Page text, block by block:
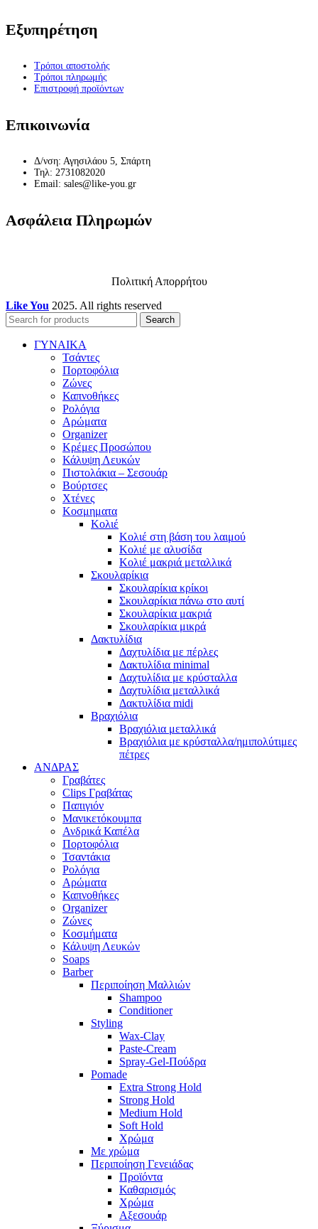
Εξυπηρέτηση
Τρόποι αποστολής
Τρόποι πληρωμής
Επιστροφή προϊόντων
Επικοινωνία
Δ/νση: Αγησιλάου 5, Σπάρτη
Τηλ: 2731082020
Email: sales@like-you.gr
Ασφάλεια Πληρωμών
Πολιτική Απορρήτου
Like You 2025. All rights reserved
Search
ΓΥΝΑΙΚΑ
Τσάντες
Πορτοφόλια
Ζώνες
Καπνοθήκες
Ρολόγια
Αρώματα
Organizer
Κρέμες Προσώπου
Κάλυψη Λευκών
Πιστολάκια – Σεσουάρ
Βούρτσες
Χτένες
Κοσμηματα
Κολιέ
Κολιέ στη βάση του λαιμού
Κολιέ με αλυσίδα
Κολιέ μακριά μεταλλικά
Σκουλαρίκια
Σκουλαρίκια κρίκοι
Σκουλαρίκια πάνω στο αυτί
Σκουλαρίκια μακριά
Σκουλαρίκια μικρά
Δακτυλίδια
Δαχτυλίδια με πέρλες
Δακτυλίδια minimal
Δαχτυλίδια με κρύσταλλα
Δαχτυλίδια μεταλλικά
Δακτυλίδια midi
Βραχιόλια
Βραχιόλια μεταλλικά
Βραχιόλια με κρύσταλλα/ημιπολύτιμες
πέτρες
ΑΝΔΡΑΣ
Γραβάτες
Clips Γραβάτας
Παπιγιόν
Μανικετόκουμπα
Ανδρικά Καπέλα
Πορτοφόλια
Τσαντάκια
Ρολόγια
Αρώματα
Καπνοθήκες
Organizer
Ζώνες
Κοσμήματα
Κάλυψη Λευκών
Soaps
Barber
Περιποίηση Μαλλιών
Shampoo
Conditioner
Styling
Wax-Clay
Paste-Cream
Spray-Gel-Πούδρα
Pomade
Extra Strong Hold
Strong Hold
Medium Hold
Soft Hold
Χρώμα
Με χρώμα
Περιποίηση Γενειάδας
Προϊόντα
Καθαρισμός
Χρώμα
Αξεσουάρ